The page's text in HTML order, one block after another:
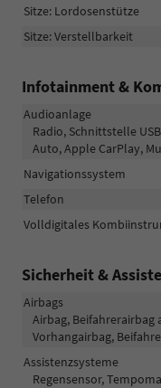
Sitze: Lordosenstütze
Sitze: Verstellbarkeit
Infotainment &
Audioanlage
Radio, Schnittstelle
Auto, Apple CarPlay,
Navigationssystem
Telefon
Volldigitales
Sicherheit &
Airbags
Airbag, Beifahrerairbag
Vorhangairbag,
Assistenzsysteme
Regensensor,